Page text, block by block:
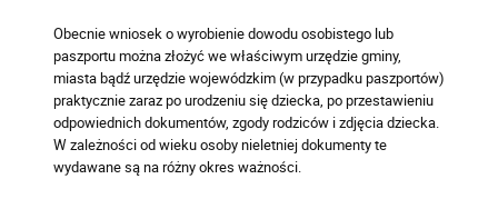
Obecnie wniosek o wyrobienie dowodu osobistego lub
paszportu można złożyć we właściwym urzędzie gminy,
miasta bądź urzędzie wojewódzkim (w przypadku paszportów)
praktycznie zaraz po urodzeniu się dziecka, po przestawieniu
odpowiednich dokumentów, zgody rodziców i zdjęcia dziecka.
W zależności od wieku osoby nieletniej dokumenty te
wydawane są na różny okres ważności.